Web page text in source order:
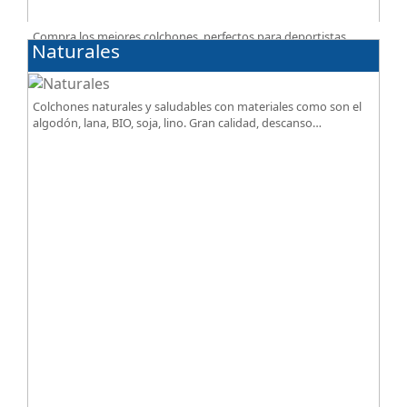
Compra los mejores colchones, perfectos para deportistas.
Facilitan el descanso a personas que practican deporte,
SportReset ayuda a recuperar energía
Naturales
Colchones naturales y saludables con materiales como son el
algodón, lana, BIO, soja, lino. Gran calidad, descanso